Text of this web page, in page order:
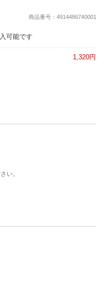
商品番号：4914486740001
可能です
1,320円
い。